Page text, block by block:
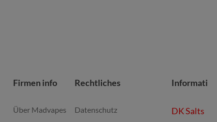
Firmen info
Über Madvapes
Rechtliches
Datenschutz
DK Salts